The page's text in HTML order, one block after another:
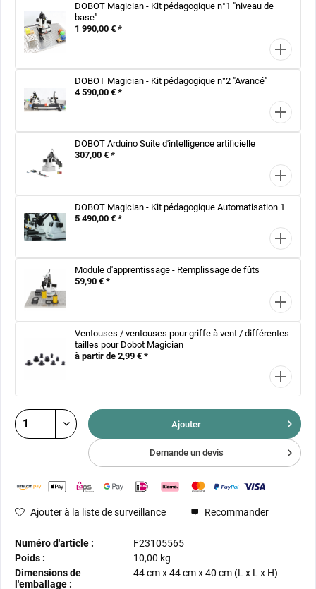
DOBOT Magician - Kit pédagogique n°1 "niveau de
base"
1 990,00 € *
DOBOT Magician - Kit pédagogique n°2 "Avancé"
4 590,00 € *
DOBOT Arduino Suite d'intelligence artificielle
307,00 € *
DOBOT Magician - Kit pédagogique Automatisation 1
5 490,00 € *
Module d'apprentissage - Remplissage de fûts
59,90 € *
Ventouses / ventouses pour griffe à vent / différentes
tailles pour Dobot Magician
à partir de 2,99 € *
Ajouter
Demande un devis
Ajouter à la liste de surveillance Recommander
Numéro d'article :
F23105565
Poids :
10,00 kg
Dimensions de
l'emballage :
44 cmx44 cmx40 cm (L x L x H)